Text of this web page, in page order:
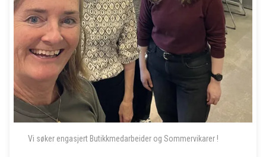
Vi søker engasjert Butikkmedarbeider og Sommervikarer !